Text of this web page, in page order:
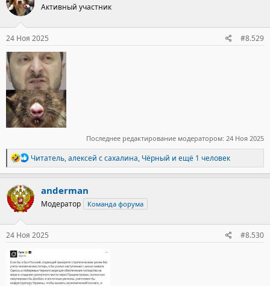
Активный участник
24 Ноя 2025 #8.529
Последнее редактирование модератором: 24 Ноя 2025
Р
е
а
ц
и
:
Читатель,алексей с сахалина, Чёрный и ещё 1 человек
anderman
Модератор Команда форума
24 Ноя 2025 #8.530